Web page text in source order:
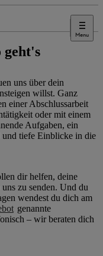
Menu
geht's
uns über dein
willst. Ganz
einer Abschlussarbeit
oder mit einem
Aufgaben, ein
und tiefe Einblicke in die
dir helfen, deine
zu senden. Und du
wendest du dich am
genannte
– wir beraten dich